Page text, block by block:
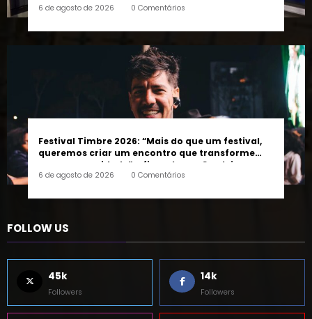
Festival Timbre 2026: “Mais do que um festival,
pessoas e a cidade”, afirma Lucas Cordeiro
6 de agosto de 2026 0 Comentários
FOLLOW US
55k 65k